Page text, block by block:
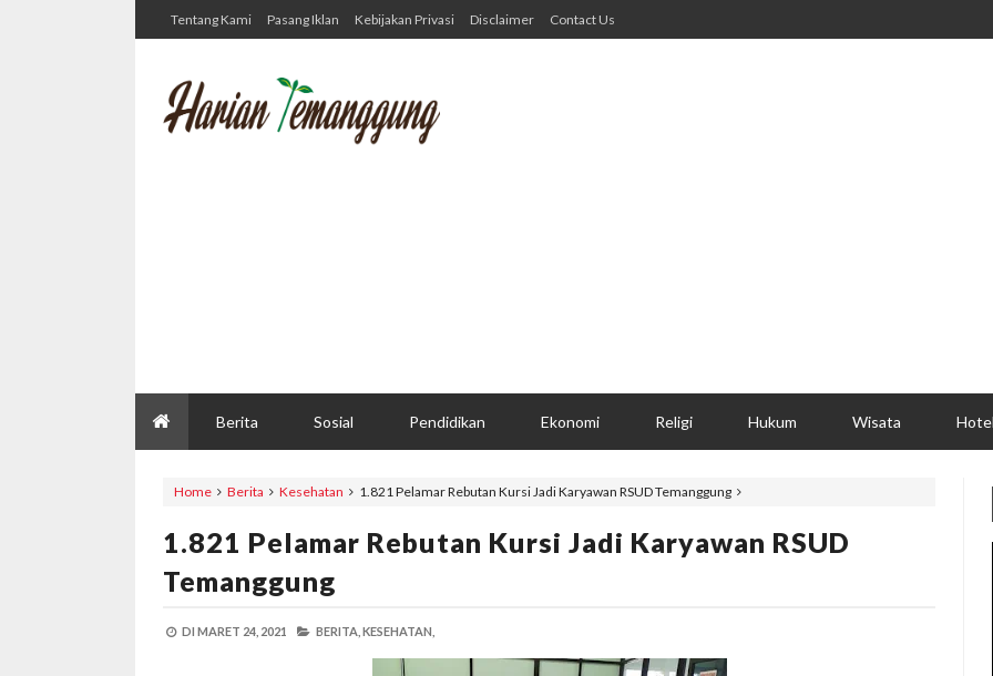
Tentang Kami Pasang Iklan Kebijakan Privasi Disclaimer Contact Us
Berita Sosial Pendidikan Ekonomi Religi Hukum Wisata Hotel
Home Berita Kesehatan 1.821 Pelamar Rebutan Kursi Jadi Karyawan RSUD Temanggung
1.821 Pelamar Rebutan Kursi Jadi Karyawan RSUD
Temanggung
DI MARET 24, 2021 BERITA, KESEHATAN,